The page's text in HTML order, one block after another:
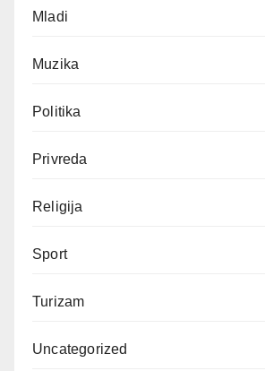
Mladi
Muzika
Politika
Privreda
Religija
Sport
Turizam
Uncategorized